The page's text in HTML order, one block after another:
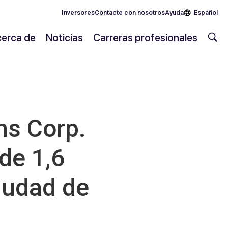
InversoresContacte con nosotrosAyuda Español
de Noticias Carreras profesionales
Corp.
1,6
de